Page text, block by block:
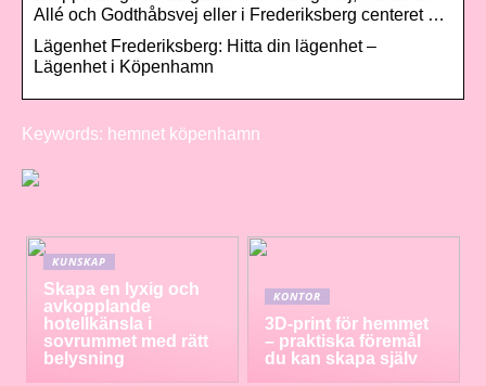
Allé och Godthåbsvej eller i Frederiksberg centeret …
Lägenhet Frederiksberg: Hitta din lägenhet –
Lägenhet i Köpenhamn
Keywords: hemnet köpenhamn
KUNSKAP
Skapa en lyxig och
avkopplande
hotellkänsla i
sovrummet med rätt
belysning
KONTOR
3D-print för hemmet
– praktiska föremål
du kan skapa själv